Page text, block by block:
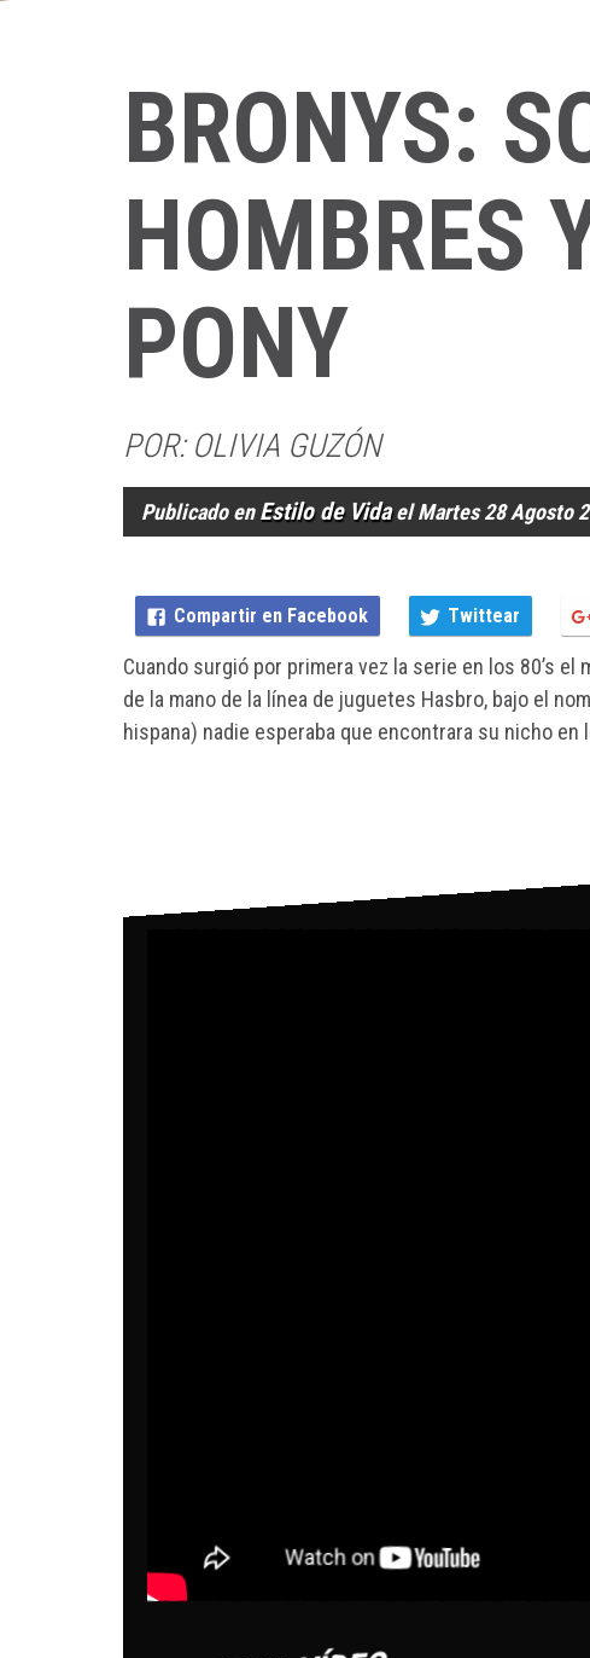
BRONYS:
HOMBRES
PONY
POR: OLIVIA GUZÓN
Publicado enEstilo de Vidael Martes 28 Agosto
Compartir en Facebook Twittear
Cuando surgió por primera vez la serie en los 80’s
de la mano de la línea de juguetes Hasbro, bajo el
hispana) nadie esperaba que encontrara su nicho